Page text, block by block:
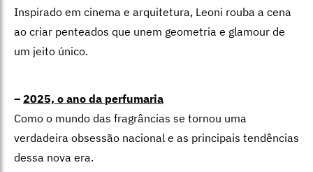
Inspirado em cinema e arquitetura, Leoni rouba a cena
ao criar penteados que unem geometria e glamour de
um jeito único.
– 2025, o ano da perfumaria
Como o mundo das fragrâncias se tornou uma
verdadeira obsessão nacional e as principais tendências
dessa nova era.